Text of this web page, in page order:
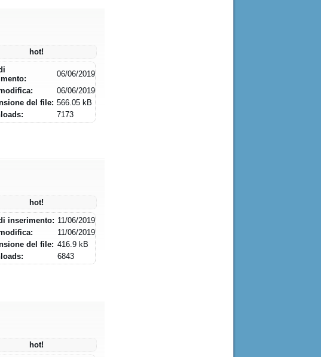
hot!
06/06/2019
06/06/2019
del file: 566.05 kB
7173
hot!
inserimento: 11/06/2019
11/06/2019
del file: 416.9 kB
6843
hot!